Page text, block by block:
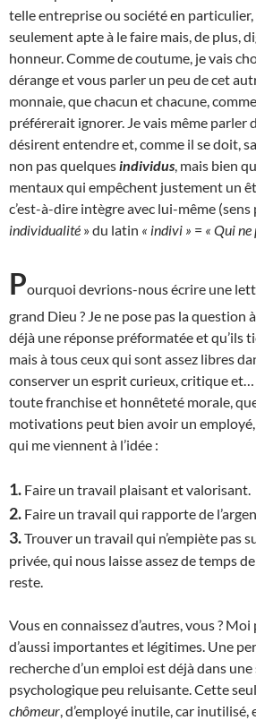
telle entreprise ou société en particulier,
seulement apte à le faire mais, de plus,
honneur. Comme de coutume, je vais
dérange et vous parler un peu de cet
monnaie, que chacun et chacune,
préférerait ignorer. Je vais même parler
désirent entendre et, comme il se doit,
non pas quelques individus , mais bien
mentaux qui empêchent justement un
c’est-à-dire intègre avec lui-même
individualité » du latin « indivi » = « Qui ne
Pourquoi devrions-nous écrire une
grand Dieu ? Je ne pose pas la question
déjà une réponse préformatée et qu’ils
mais à tous ceux qui sont assez libres
conserver un esprit curieux, critique
toute franchise et honnêteté morale,
motivations peut bien avoir un
qui me viennent à l’idée :
1. Faire un travail plaisant et valorisant.
2. Faire un travail qui rapporte de
3.Trouver un travail qui n’empiète pas
privée, qui nous laisse assez de temps
reste.
Vous en connaissez d’autres, vous ?
d’aussi importantes et légitimes. Une
recherche d’un emploi est déjà dans
psychologique peu reluisante. Cette
chômeur , d’employé inutile, car